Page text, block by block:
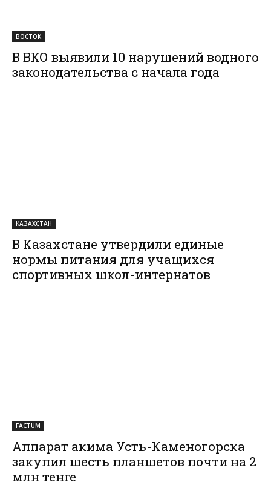
ВОСТОК
В ВКО выявили 10 нарушений водного
законодательства с начала года
КАЗАХСТАН
В Казахстане утвердили единые
нормы питания для учащихся
спортивных школ-интернатов
FACTUM
Аппарат акима Усть-Каменогорска
закупил шесть планшетов почти на 2
млн тенге